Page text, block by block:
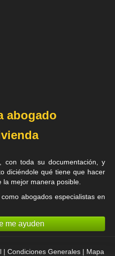
abogado
con toda su documentación, y
diciéndole qué tiene que hacer
mejor manera posible.
comoabogados especialistas en
me ayuden
| Condiciones Generales| Mapa